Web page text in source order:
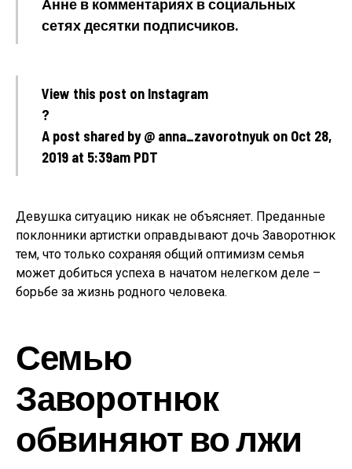
Анне в комментариях в социальных
сетях десятки подписчиков.
View this post on Instagram
?
A post shared by @ anna_zavorotnyuk on Oct 28,
2019 at 5:39am PDT
Девушка ситуацию никак не объясняет. Преданные
поклонники артистки оправдывают дочь Заворотнюк
тем, что только сохраняя общий оптимизм семья
может добиться успеха в начатом нелегком деле –
борьбе за жизнь родного человека.
Семью
Заворотнюк
обвиняют во лжи